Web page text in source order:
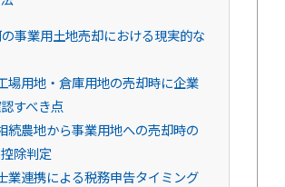
事業用土地売却における現実的な
場用地・倉庫用地の売却時に企業
すべき点
続農地から事業用地への売却時の
除判定
業連携による税務申告タイミング